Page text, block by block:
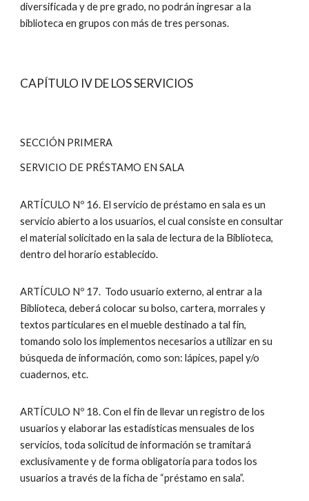
diversificada y de pre grado, no podrán ingresar a la
biblioteca en grupos con más de tres personas.
CAPÍTULO IV DE LOS SERVICIOS
SECCIÓN PRIMERA
SERVICIO DE PRÉSTAMO EN SALA
ARTÍCULO Nº 16. El servicio de préstamo en sala es un
servicio abierto a los usuarios, el cual consiste en consultar
el material solicitado en la sala de lectura de la Biblioteca,
dentro del horario establecido.
ARTÍCULO Nº 17. Todo usuario externo, al entrar a la
Biblioteca, deberá colocar su bolso, cartera, morrales y
textos particulares en el mueble destinado a tal fin,
tomando solo los implementos necesarios a utilizar en su
búsqueda de información, como son: lápices, papel y/o
cuadernos, etc.
ARTÍCULO Nº 18. Con el fin de llevar un registro de los
usuarios y elaborar las estadísticas mensuales de los
servicios, toda solicitud de información se tramitará
exclusivamente y de forma obligatoria para todos los
usuarios a través de la ficha de “préstamo en sala”.